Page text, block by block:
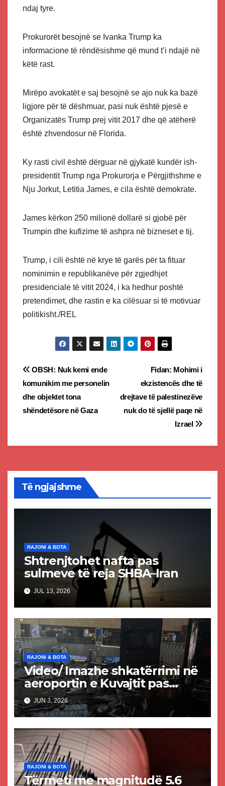
ndaj tyre.
Prokurorët besojnë se Ivanka Trump ka
informacione të rëndësishme që mund t’i ndajë në
këtë rast.
Mirëpo avokatët e saj besojnë se ajo nuk ka bazë
ligjore për të dëshmuar, pasi nuk është pjesë e
Organizatës Trump prej vitit 2017 dhe që atëherë
është zhvendosur në Florida.
Ky rasti civil është dërguar në gjykatë kundër ish-
presidentit Trump nga Prokurorja e Përgjithshme e
Nju Jorkut, Letitia James, e cila është demokrate.
James kërkon 250 milionë dollarë si gjobë për
Trumpin dhe kufizime të ashpra në bizneset e tij.
Trump, i cili është në krye të garës për ta fituar
nominimin e republikanëve për zgjedhjet
presidenciale të vitit 2024, i ka hedhur poshtë
pretendimet, dhe rastin e ka cilësuar si të motivuar
politikisht./REL
Post
navigation
Fidan: Mohimi i
ekzistencës dhe të
drejtave të palestinezëve
nuk do të sjellë paqe në
Izrael
OBSH: Nuk kemi ende
komunikim me personelin
dhe objektet tona
shëndetësore në Gaza
Të ngjajshme
RAJONI & BOTA
Shtrenjtohet nafta pas
sulmeve të reja SHBA–Iran
JUL 13, 2026
RAJONI & BOTA
Video/ Imazhe shkatërrimi në
aeroportin e Kuvajtit pas
sulmit iranian, një i vdekur
dhe shumë të plagosur
JUN 3, 2026
RAJONI & BOTA
Tërmeti me magnitudë 5.6